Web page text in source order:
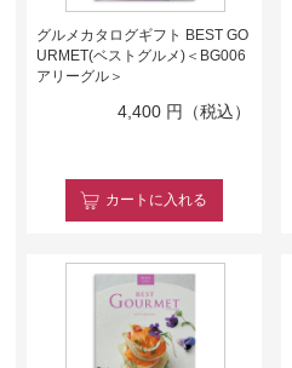
グルメカタログギフト BEST GO
URMET(ベストグルメ)＜BG006
アリーグル＞
4,400 円（税込）
カート に入れる